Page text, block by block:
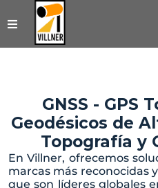
USADOS
SERVICIOS DE
GNSS - GPS
Geodésicos de
Topografía y
En Villner, ofrecemos
marcas más reconocidas
que son líderes globales